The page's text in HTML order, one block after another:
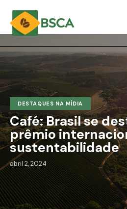
DESTAQUES NA MÍDIA
Café: Brasil se
prêmio
sustentabilidade
abril 2, 2024